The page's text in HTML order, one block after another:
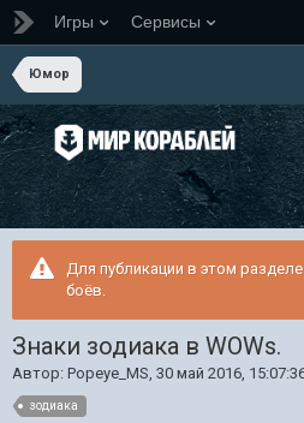
Игры Сервисы
Юмор
Для публикации в этом
боёв.
Знаки зодиака в WOWs.
Автор: Popeye_MS, 30 май 2016,
зодиака